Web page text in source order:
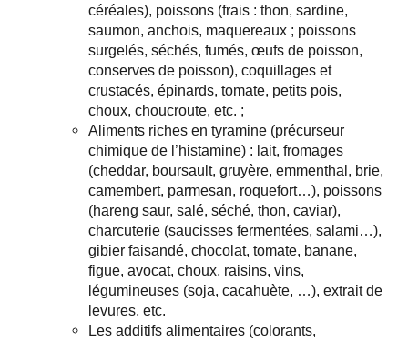
céréales), poissons (frais : thon, sardine,
saumon, anchois, maquereaux ; poissons
surgelés, séchés, fumés, œufs de poisson,
conserves de poisson), coquillages et
crustacés, épinards, tomate, petits pois,
choux, choucroute, etc. ;
Aliments riches en tyramine (précurseur
chimique de l’histamine) : lait, fromages
(cheddar, boursault, gruyère, emmenthal, brie,
camembert, parmesan, roquefort…), poissons
(hareng saur, salé, séché, thon, caviar),
charcuterie (saucisses fermentées, salami…),
gibier faisandé, chocolat, tomate, banane,
figue, avocat, choux, raisins, vins,
légumineuses (soja, cacahuète, …), extrait de
levures, etc.
Les additifs alimentaires (colorants,